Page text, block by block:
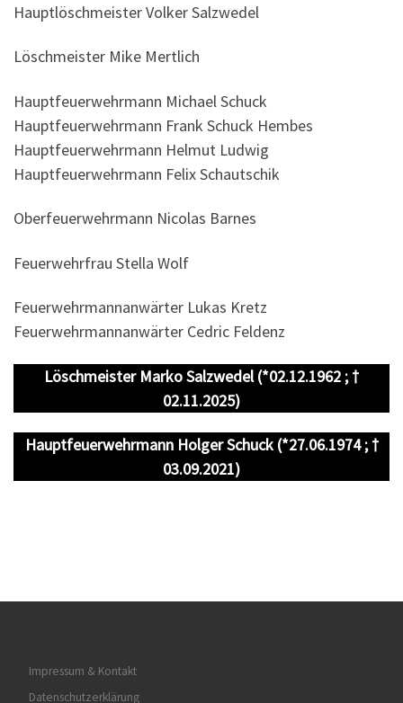
Hauptlöschmeister Volker Salzwedel
Löschmeister Mike Mertlich
Hauptfeuerwehrmann Michael Schuck
Hauptfeuerwehrmann Frank Schuck Hembes
Hauptfeuerwehrmann Helmut Ludwig
Hauptfeuerwehrmann Felix Schautschik
Oberfeuerwehrmann Nicolas Barnes
Feuerwehrfrau Stella Wolf
Feuerwehrmannanwärter Lukas Kretz
Feuerwehrmannanwärter Cedric Feldenz
Löschmeister Marko Salzwedel (*02.12.1962 ; †
02.11.2025)
Hauptfeuerwehrmann Holger Schuck (*27.06.1974 ; †
03.09.2021)
Impressum & Kontakt
Datenschutzerklärung